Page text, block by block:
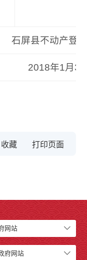
不动产登记
年1月30
收藏
网站
府网站